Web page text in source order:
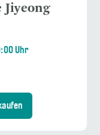
Jiyeong
Uhr